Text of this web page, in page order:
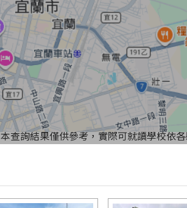
本查詢結果僅供參考，實際可就讀學校依